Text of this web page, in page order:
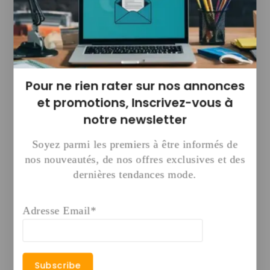
répondre aux questions clients
automatiser le service client
accompagner l’achat
Design professionnel adapté au secteur
Structure évolutive (ajout de produits,
promotions, catégories)
POURQUOI CE SITE FAIT LA
DIFFERENCE
Vous gagnez un temps énorme : pas de
Vous démarrez avec un site crédible dès
répétitives et améliore l’expérience
Pour ne rien rater sur nos annonces
et promotions, Inscrivez-vous à
notre newsletter
Soyez parmi les premiers à être informés de
nos nouveautés, de nos offres exclusives et des
dernières tendances mode.
Adresse Email*